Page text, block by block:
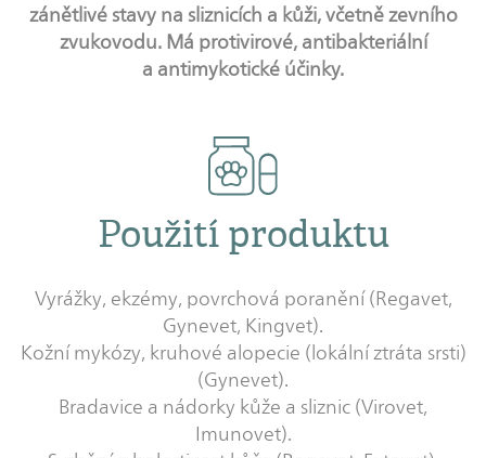
zánětlivé stavy na sliznicích a kůži, včetně zevního
zvukovodu. Má protivirové, antibakteriální
a antimykotické účinky.
Použití produktu
Vyrážky, ekzémy, povrchová poranění (Regavet,
Gynevet, Kingvet).
Kožní mykózy, kruhové alopecie (lokální ztráta srsti)
(Gynevet).
Bradavice a nádorky kůže a sliznic (Virovet,
Imunovet).